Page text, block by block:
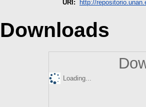
URI:
http://
Downloads
Loading...